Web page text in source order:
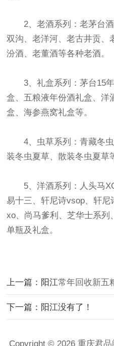
2、老酒系列：老茅台酒
双沟、老洋河、老古井贡、
汾酒、老董酒等各种老酒。
3、礼盒系列：茅台15年
盒、五粮液年份酒礼盒、洋
盒、海参燕窝礼盒等。
4、虫草系列：青藏冬虫
装冬虫夏草、散装冬虫夏草
5、洋酒系列：人头马
易十三、轩尼诗vsop、轩尼
xo、尚马爹利、芝华士系列
单瓶及礼盒。
上一篇：阳江常年回收新五
下一篇：阳江没有了！
Copyright © 2026 重庆君